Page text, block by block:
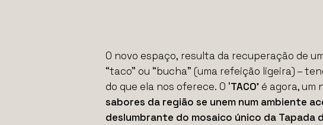
O novo espaço, resulta da recuperação de
“taco” ou “bucha” (uma refeição ligeira) –
do que ela nos oferece. O ’TACO’ é agora, um
sabores da região se unem num ambiente
deslumbrante do mosaico único da Tapada